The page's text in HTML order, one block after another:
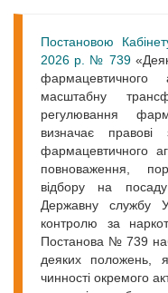
Постановою
2026 р. № 739
фармацевтичного
масштабну
регулювання
визначає правові
фармацевтичного
повноваження,
відбору на
Державну службу
контролю за
Постанова № 739
деяких положень,
чинності окремого